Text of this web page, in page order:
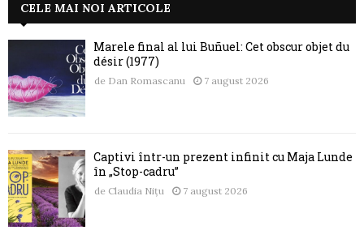
CELE MAI NOI ARTICOLE
Marele final al lui Buñuel: Cet obscur objet du
désir (1977)
de Dan Romascanu 7 august 2026
Captivi într-un prezent infinit cu Maja Lunde
în „Stop-cadru”
de Claudia Nițu 7 august 2026